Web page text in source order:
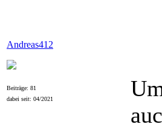
Andreas412
Beiträge: 81
dabei seit: 04/2021